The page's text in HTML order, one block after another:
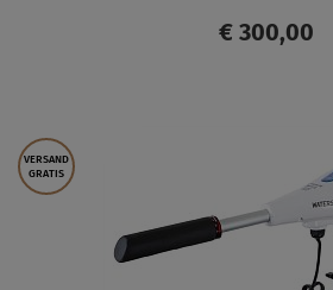
€ 300,00
VERSAND
GRATIS